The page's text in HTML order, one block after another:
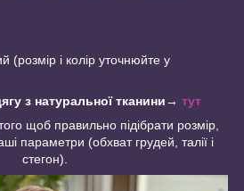
(розмір і колір уточнюйте у
з натуральної тканини→ тут
щоб правильно підібрати розмір,
параметри (обхват грудей, талії і
стегон).